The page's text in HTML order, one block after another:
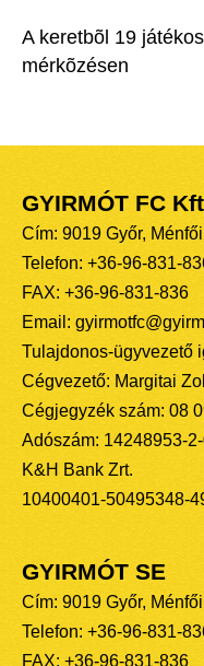
A keretbõl 19
mérkõzésen
GYIRMÓT FC
Cím: 9019 Győr,
Telefon: +36-96-831-
FAX: +36-96-831-836
Email:
Tulajdonos-ügyvezető
Cégvezető: Margitai
Cégjegyzék szám: 08
Adószám: 14248953-
K&H Bank Zrt.
10400401-50495348-
GYIRMÓT SE
Cím: 9019 Győr,
Telefon: +36-96-831-
FAX: +36-96-831-836